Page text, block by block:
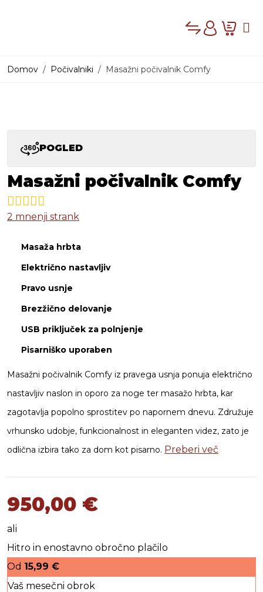
Compare
Cart
Domov Počivalniki Masažni počivalnik Comfy
POGLED
Masažni počivalnik Comfy
2 mnenji strank
Masaža hrbta
Električno nastavljiv
Pravo usnje
Brezžično delovanje
USB priključek za polnjenje
Pisarniško uporaben
Masažni počivalnik Comfy iz pravega usnja ponuja električno
nastavljiv naslon in oporo za noge ter masažo hrbta, kar
zagotavlja popolno sprostitev po napornem dnevu. Združuje
vrhunsko udobje, funkcionalnost in eleganten videz, zato je
odlična izbira tako za dom kot pisarno. Preberi več
950,00 €
ali
Hitro in enostavno obročno plačilo
Od 15,99 €
Vaš mesečni obrok